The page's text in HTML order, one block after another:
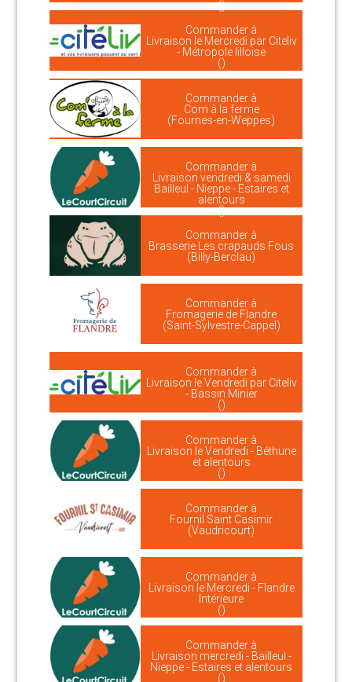
()
Commander à
Livraison le Mercredi par Citeliv
- Métropole lilloise
()
Commander à
Com à la ferme
(Fournes-en-Weppes)
Commander à
Livraison vendredi & samedi
Bailleul - Nieppe - Estaires et
alentours
()
Commander à
Brasserie Les crapauds Fous
(Billy-Berclau)
Commander à
Fromagerie de Flandre
(Saint-Sylvestre-Cappel)
Commander à
Livraison le Vendredi par Citeliv
- Bassin Minier
()
Commander à
Livraison le Vendredi - Béthune
et alentours
()
Commander à
Fournil Saint Casimir
(Vaudricourt)
Commander à
Livraison le Mercredi - Flandre
Intérieure
()
Commander à
Livraison mercredi - Bailleul -
Nieppe - Estaires et alentours
()